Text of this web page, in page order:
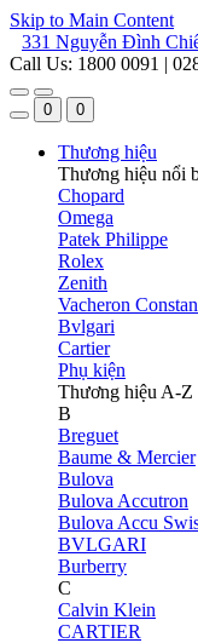
Skip to Main Content
331 Nguyễn Đình
Call Us: 1800 0091 |
0 0
Thương hiệu
Thương hiệu nổi
Chopard
Omega
Patek Philippe
Rolex
Zenith
Vacheron
Bvlgari
Cartier
Phụ kiện
Thương hiệu A-Z
B
Breguet
Baume & Mercier
Bulova
Bulova Accutron
Bulova Accu
BVLGARI
Burberry
C
Calvin Klein
CARTIER